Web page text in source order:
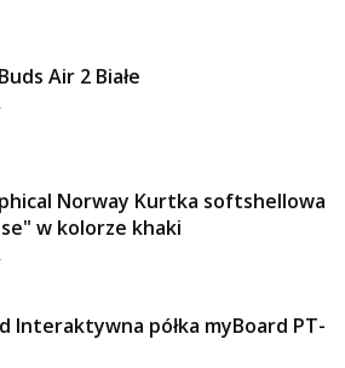
Air 2 Białe
Norway Kurtka softshellowa
w kolorze khaki
Interaktywna półka myBoard PT-